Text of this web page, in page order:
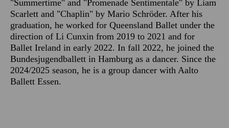
"Summertime" and "Promenade Sentimentale" by Liam
Scarlett and "Chaplin" by Mario Schröder. After his
graduation, he worked for Queensland Ballet under the
direction of Li Cunxin from 2019 to 2021 and for
Ballet Ireland in early 2022. In fall 2022, he joined the
Bundesjugendballett in Hamburg as a dancer. Since the
2024/2025 season, he is a group dancer with Aalto
Ballett Essen.